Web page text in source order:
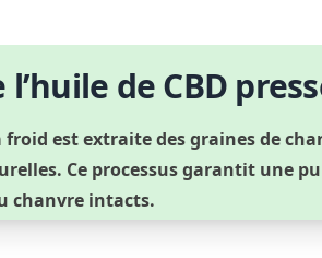
l’huile de CBD
froid est extraite des graines de
Ce processus garantit une
chanvre intacts.